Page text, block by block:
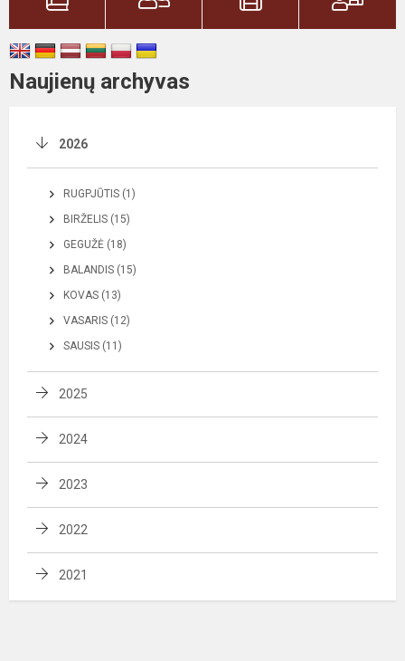
Naujienų archyvas
2026
RUGPJŪTIS (1)
BIRŽELIS (15)
GEGUŽĖ (18)
BALANDIS (15)
KOVAS (13)
VASARIS (12)
SAUSIS (11)
2025
2024
2023
2022
2021